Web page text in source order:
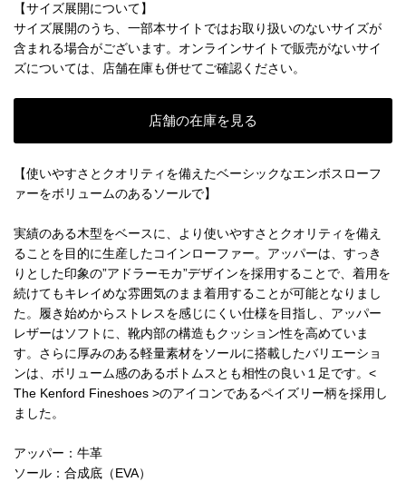
【サイズ展開について】
サイズ展開のうち、一部本サイトではお取り扱いのないサイズが
含まれる場合がございます。オンラインサイトで販売がないサイ
ズについては、店舗在庫も併せてご確認ください。
店舗の在庫を見る
【使いやすさとクオリティを備えたベーシックなエンボスローフ
ァーをボリュームのあるソールで】
実績のある木型をベースに、より使いやすさとクオリティを備え
ることを目的に生産したコインローファー。アッパーは、すっき
りとした印象の”アドラーモカ”デザインを採用することで、着用を
続けてもキレイめな雰囲気のまま着用することが可能となりまし
た。履き始めからストレスを感じにくい仕様を目指し、アッパー
レザーはソフトに、靴内部の構造もクッション性を高めていま
す。さらに厚みのある軽量素材をソールに搭載したバリエーショ
ンは、ボリューム感のあるボトムスとも相性の良い１足です。<
The Kenford Fineshoes >のアイコンであるペイズリー柄を採用し
ました。
アッパー：牛革
ソール：合成底（EVA）